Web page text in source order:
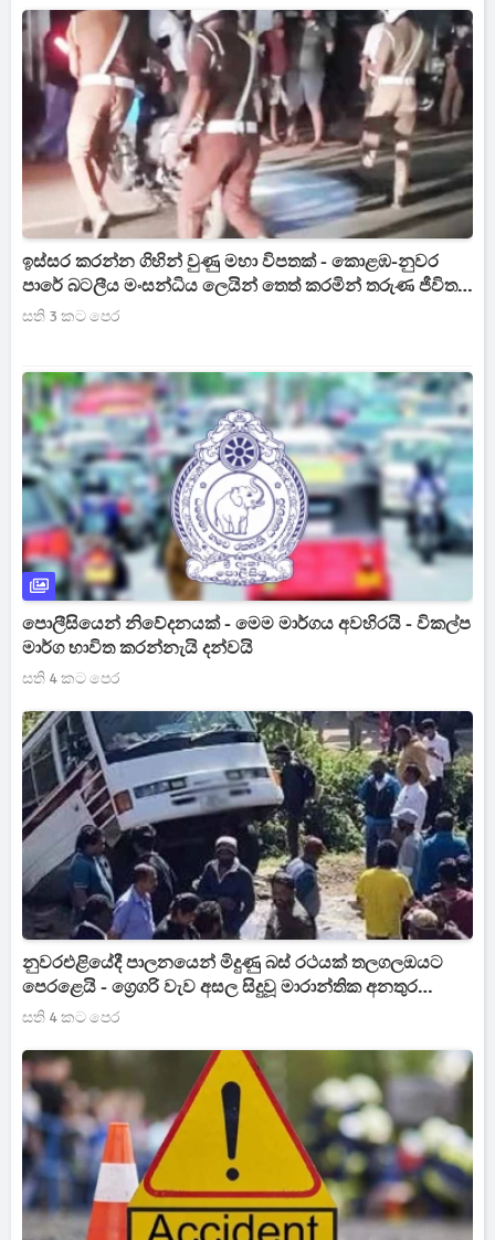
ඉස්සර කරන්න ගිහින් වුණු මහා විපතක් - කොළඹ-නුවර
පාරේ බටලීය මංසන්ධිය ලෙයින් තෙත් කරමින් තරුණ ජීවිත
දෙකක් නැතිවෙයි
සති 3 කට පෙර
පොලීසියෙන් නිවේදනයක් - මෙම මාර්ගය අවහිරයි - විකල්ප
මාර්ග භාවිත කරන්නැයි දන්වයි
සති 4 කට පෙර
නුවරඑළියේදී පාලනයෙන් මිදුණු බස් රථයක් තලගලඔයට
පෙරළෙයි - ග්‍රෙගරි වැව අසල සිදුවූ මාරාන්තික අනතුර
මෙන්න
සති 4 කට පෙර